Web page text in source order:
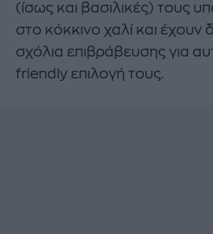
(ίσως και βασιλικές) τους
στο κόκκινο χαλί και έχουν
σχόλια επιβράβευσης για
friendly επιλογή τους.